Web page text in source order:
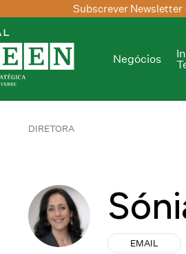
Subscrever Newsletter
Negócios
DIRETORA
EMAIL